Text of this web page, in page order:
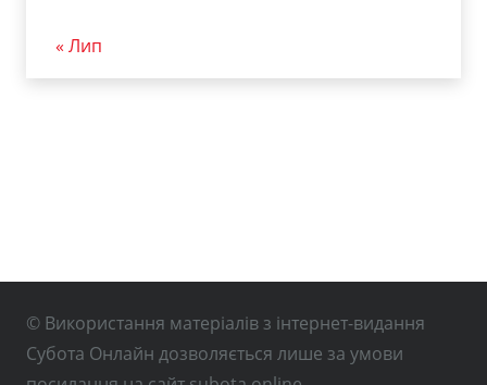
« Лип
© Використання матеріалів з інтернет-видання
Субота Онлайн дозволяється лише за умови